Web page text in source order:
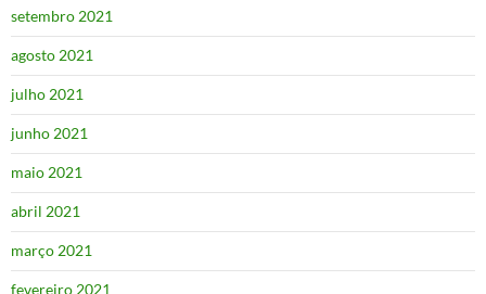
setembro 2021
agosto 2021
julho 2021
junho 2021
maio 2021
abril 2021
março 2021
fevereiro 2021